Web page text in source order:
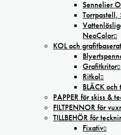
Sennelier
Torrpastell,
NeoColor
KOL och grafitbaserat
Grafitkritor
Ritkol
BLÄCK och
PAPPER för skiss &
FILTPENNOR för
TILLBEHÖR för
Fixativ